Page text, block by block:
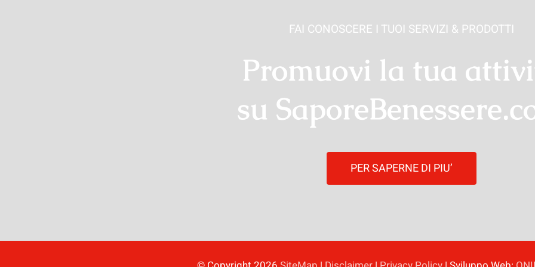
FAI CONOSCERE I TUOI SERVIZI & PRODOTTI
Promuovi la tua
su
PER SAPERNE DI PIU’